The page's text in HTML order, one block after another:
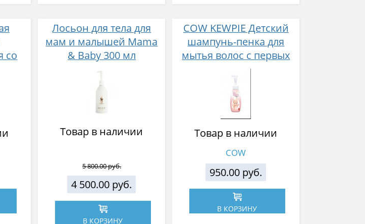
со
г
Лосьон для тела для
мам и малышей Mama
& Baby 300 мл
Товар в наличии
5 800.00 руб.
4 500.00 руб.
В КОРЗИНУ
COW KEWPIE Детский
шампунь-пенка для
мытья волос с первых
дней жизни
Товар в наличии
COW
950.00 руб.
В КОРЗИНУ